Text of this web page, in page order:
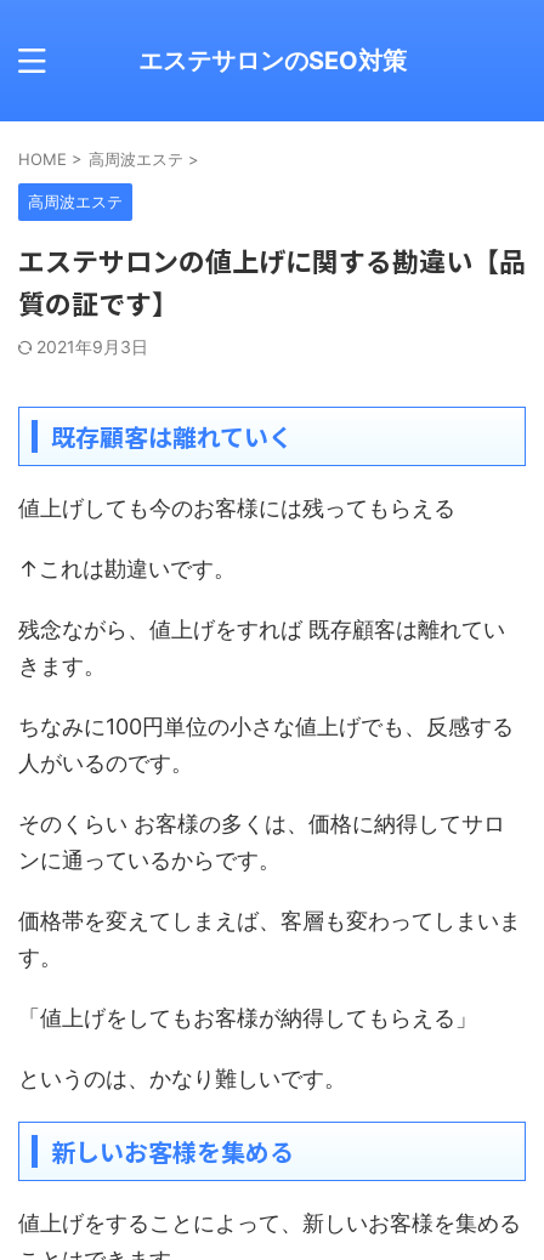
エステサロンのSEO対策
HOME > 高周波エステ >
高周波エステ
エステサロンの値上げに関する勘違い【品
質の証です】
2021年9月3日
既存顧客は離れていく
値上げしても今のお客様には残ってもらえる
↑これは勘違いです。
残念ながら、値上げをすれば 既存顧客は離れてい
きます。
ちなみに100円単位の小さな値上げでも、反感する
人がいるのです。
そのくらい お客様の多くは、価格に納得してサロ
ンに通っているからです。
価格帯を変えてしまえば、客層も変わってしまいま
す。
「値上げをしてもお客様が納得してもらえる」
というのは、かなり難しいです。
新しいお客様を集める
値上げをすることによって、新しいお客様を集める